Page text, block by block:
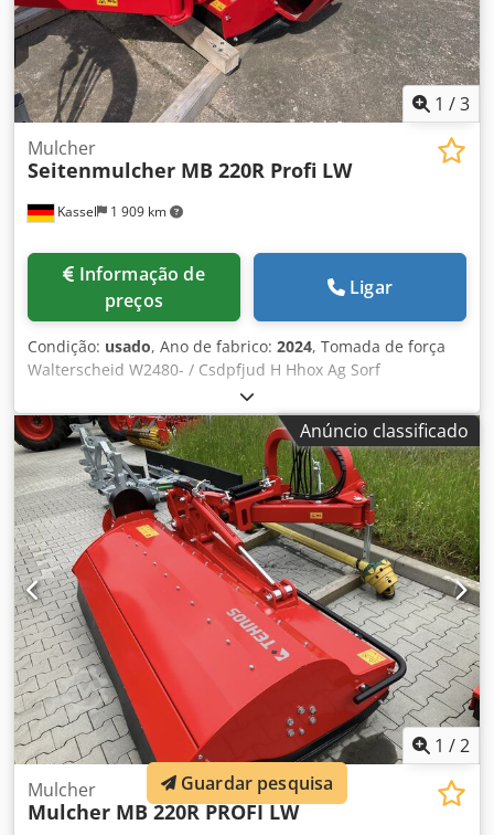
1 /3
Kassel 1 909 km
Mulcher
Seitenmulcher MB 220R Profi LW
preços
Ligar
Condição: usado, Ano de fabrico: 2024, Tomada de força
Walterscheid W2480- / Csdpfjud H Hhox Ag Sorf
Anúncio classificado
1 /2
Mulcher
Mulcher MB 220R PROFI LW
Guardar pesquisa